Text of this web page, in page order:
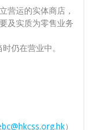
营运的实体商店，
及实质为零售业务
仍在营业中。
）